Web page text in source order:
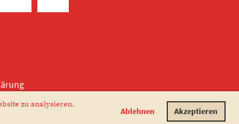
zu analysieren.
Ablehnen Akzeptieren